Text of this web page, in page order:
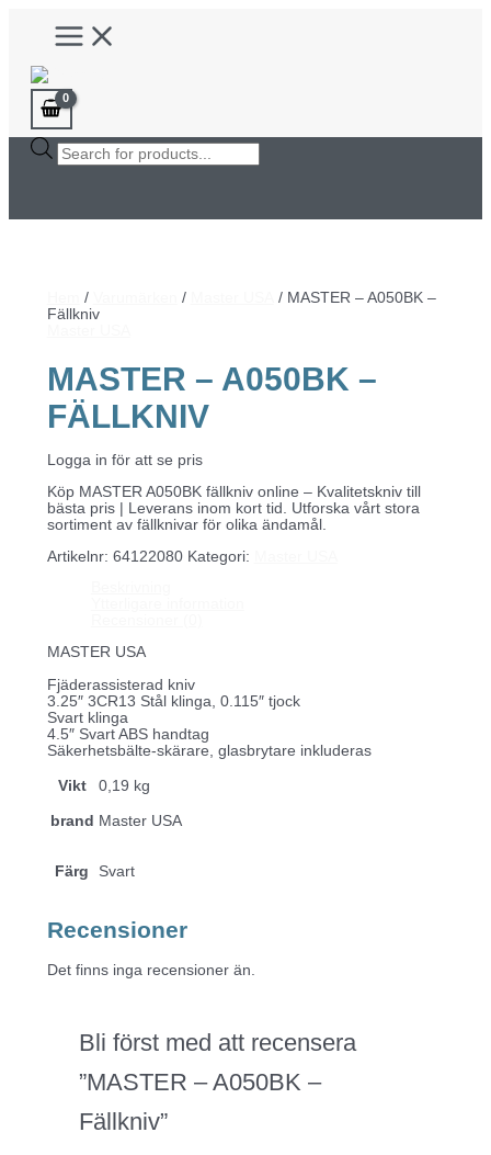
innehåll
Main
Menu
Products
search
/ /
/ MASTER – A050BK –
Fällkniv
MASTER – A050BK –
FÄLLKNIV
Logga in för att se pris
Köp MASTER A050BK fällkniv online – Kvalitetskniv till
bästa pris | Leverans inom kort tid. Utforska vårt stora
sortiment av fällknivar för olika ändamål.
Artikelnr: 64122080 Kategori:
MASTER USA
Fjäderassisterad kniv
3.25″ 3CR13 Stål klinga, 0.115″ tjock
Svart klinga
4.5″ Svart ABS handtag
Säkerhetsbälte-skärare, glasbrytare inkluderas
Vikt 0,19 kg
brand Master USA
Färg Svart
Recensioner
Det finns inga recensioner än.
Bli först med att recensera
”MASTER – A050BK –
Fällkniv”